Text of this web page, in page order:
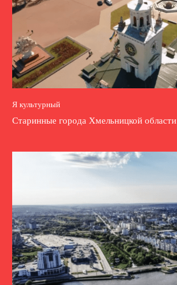
Я культурный
Старинные города Хмельницкой области